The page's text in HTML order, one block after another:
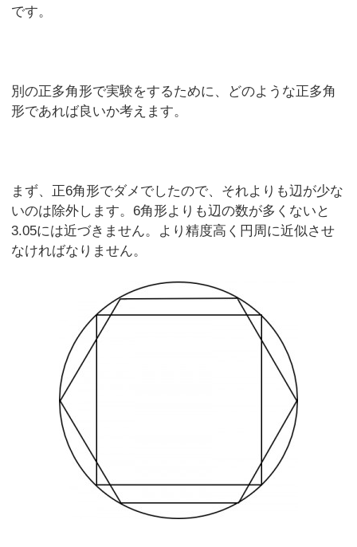
です。
別の正多角形で実験をするために、どのような正多角
形であれば良いか考えます。
まず、正6角形でダメでしたので、それよりも辺が少な
いのは除外します。6角形よりも辺の数が多くないと
3.05には近づきません。より精度高く円周に近似させ
なければなりません。